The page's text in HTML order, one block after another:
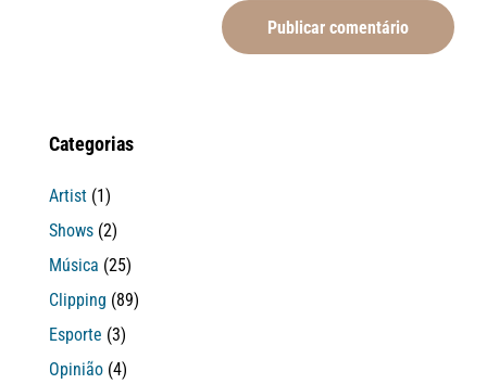
Categorias
Artist (1)
Shows (2)
Música (25)
Clipping (89)
Esporte (3)
Opinião (4)